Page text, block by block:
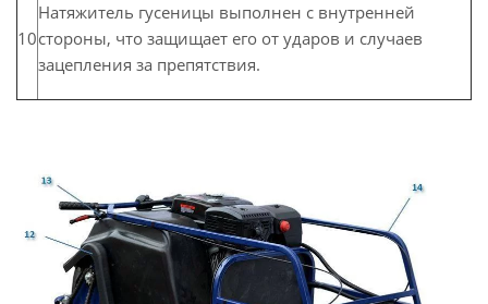
10
Натяжитель гусеницы выполнен с внутренней
стороны, что защищает его от ударов и случаев
зацепления за препятствия.